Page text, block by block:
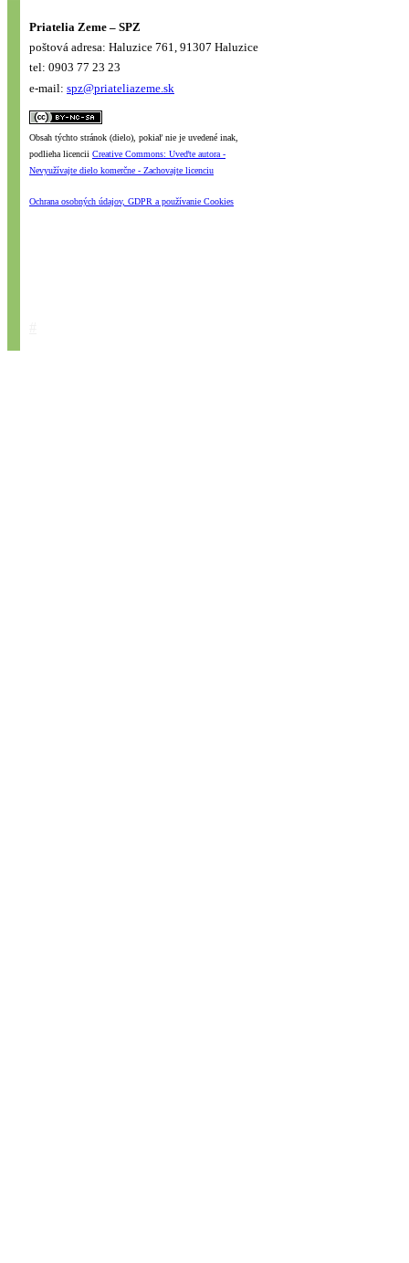
Priatelia Zeme – SPZ
poštová adresa: Haluzice 761, 91307 Haluzice
tel: 0903 77 23 23
e-mail: spz@priateliazeme.sk
Obsah týchto stránok (dielo), pokiaľ nie je uvedené inak,
podlieha licencii Creative Commons: Uveďte autora -
Nevyužívajte dielo komerčne - Zachovajte licenciu
Ochrana osobných údajov, GDPR a používanie Cookies